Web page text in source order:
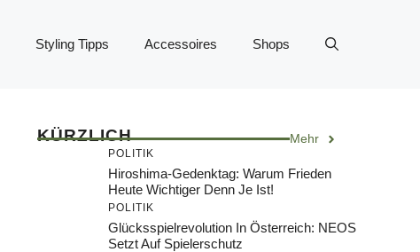
Styling Tipps Accessoires Shops
KÜRZLICH Mehr
POLITIK
Hiroshima-Gedenktag: Warum Frieden
Heute Wichtiger Denn Je Ist!
POLITIK
Glücksspielrevolution In Österreich: NEOS
Setzt Auf Spielerschutz